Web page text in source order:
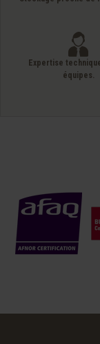
Expertise
équipes.